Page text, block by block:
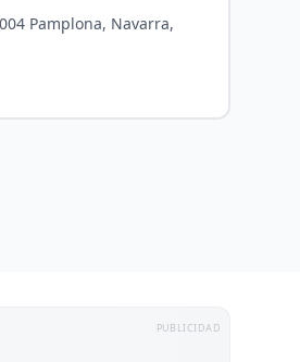
Pamplona, Navarra,
PUBLICIDAD